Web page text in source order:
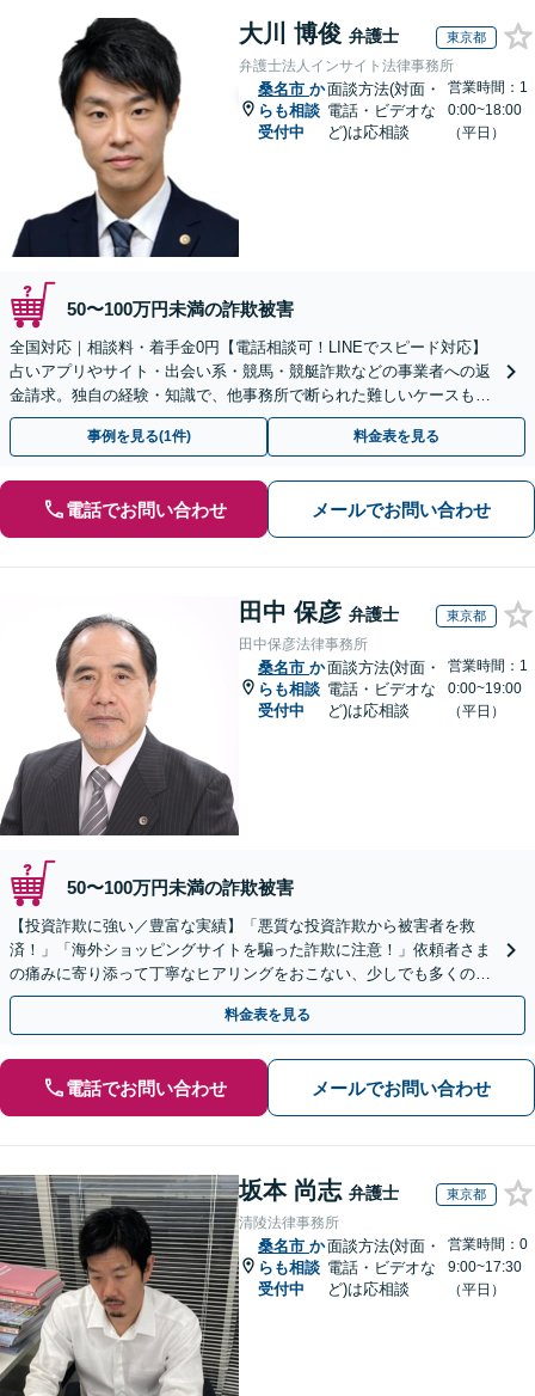
大川 博俊 弁護士 東京都
弁護士法人インサイト法律事務所
桑名市 か
らも相談
受付中
面談方法(対面・
電話・ビデオな
ど)は応相談
営業時間：1
0:00~18:00
（平日）
50〜100万円未満の詐欺被害
全国対応｜相談料・着手金0円【電話相談可！LINEでスピード対応】
占いアプリやサイト・出会い系・競馬・競艇詐欺などの事業者への返
金請求。独自の経験・知識で、他事務所で断られた難しいケースも解
決に導いた実績あり。まずはお気軽にご相談ください
事例を見る(1件) 料金表を見る
電話でお問い合わせ メールでお問い合わせ
田中 保彦 弁護士 東京都
田中保彦法律事務所
桑名市 か
らも相談
受付中
面談方法(対面・
電話・ビデオな
ど)は応相談
営業時間：1
0:00~19:00
（平日）
50〜100万円未満の詐欺被害
【投資詐欺に強い／豊富な実績】「悪質な投資詐欺から被害者を救
済！」「海外ショッピングサイトを騙った詐欺に注意！」依頼者さま
の痛みに寄り添って丁寧なヒアリングをおこない、少しでも多くの返
金が得られるよう尽力します！
料金表を見る
電話でお問い合わせ メールでお問い合わせ
坂本 尚志 弁護士 東京都
清陵法律事務所
桑名市 か
らも相談
受付中
面談方法(対面・
電話・ビデオな
ど)は応相談
営業時間：0
9:00~17:30
（平日）